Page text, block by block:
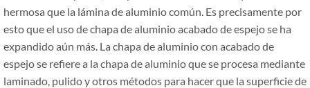
hermosa que la lámina de aluminio común. Es precisamente por
esto que el uso de chapa de aluminio acabado de espejo se ha
expandido aún más. La chapa de aluminio con acabado de
espejo se refiere a la chapa de aluminio que se procesa mediante
laminado, pulido y otros métodos para hacer que la superficie de